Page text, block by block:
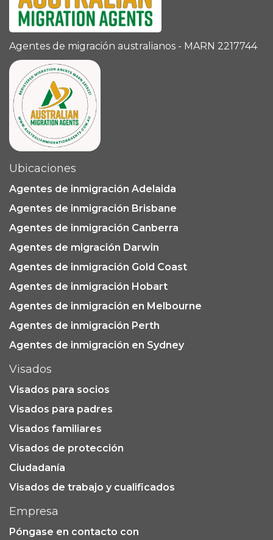
Agentes de migración australianos - MARN 2217744
Ubicaciones
Agentes de inmigración Adelaida
Agentes de inmigración Brisbane
Agentes de inmigración Canberra
Agentes de migración Darwin
Agentes de inmigración Gold Coast
Agentes de inmigración Hobart
Agentes de inmigración en Melbourne
Agentes de inmigración Perth
Agentes de inmigración en Sydney
Empresa
Póngase en contacto con
Visados
Visados para socios
Visados para padres
Visados familiares
Visados de protección
Ciudadanía
Visados de trabajo y cualificados